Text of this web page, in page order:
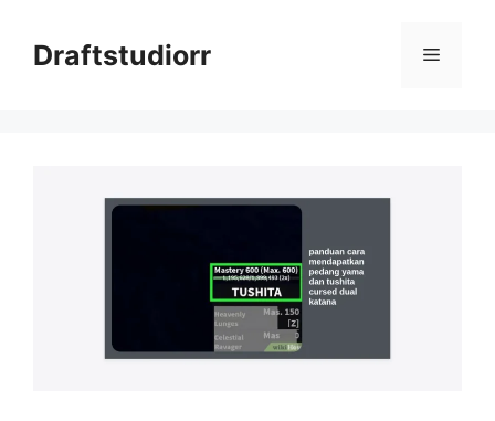
contentDraftstudiorr Menu